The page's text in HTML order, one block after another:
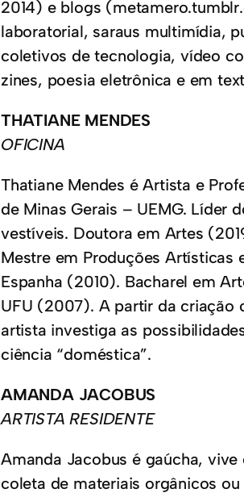
2014) e blogs
laboratorial, saraus multimídia,
coletivos de tecnologia, vídeo
zines, poesia eletrônica e em
THATIANE MENDES
OFICINA
Thatiane Mendes é Artista e
de Minas Gerais – UEMG. Líder
vestíveis. Doutora em Artes
Mestre em Produções Artísticas
Espanha (2010). Bacharel em
UFU (2007). A partir da criação
artista investiga as
ciência “doméstica”.
​AMANDA JACOBUS
ARTISTA RESIDENTE
Amanda Jacobus é gaúcha,
coleta de materiais orgânicos